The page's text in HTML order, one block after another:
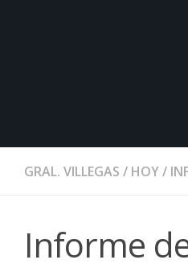
GRAL. VILLEGAS / HOY/
Informe